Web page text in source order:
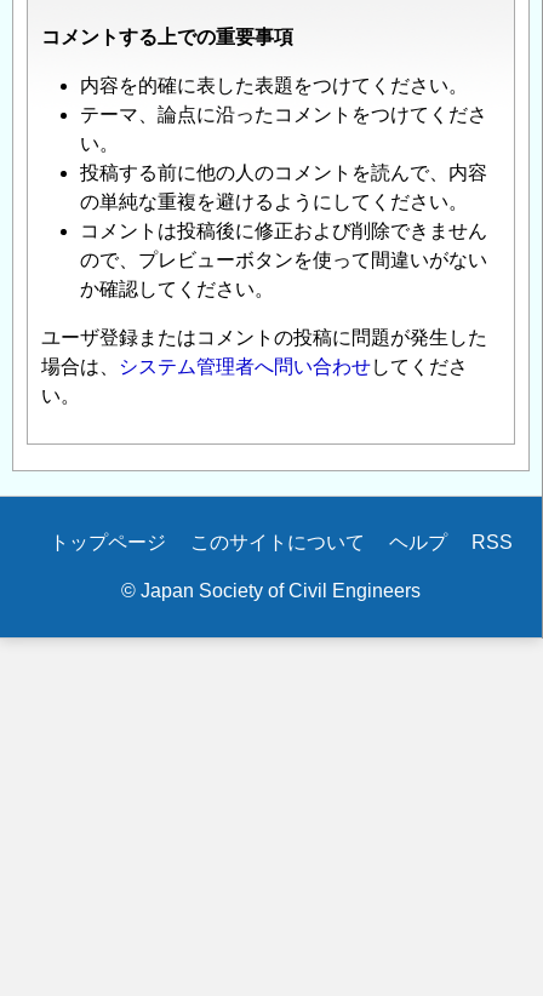
コメントする上での重要事項
内容を的確に表した表題をつけてください。
テーマ、論点に沿ったコメントをつけてくださ
い。
投稿する前に他の人のコメントを読んで、内容
の単純な重複を避けるようにしてください。
コメントは投稿後に修正および削除できません
ので、プレビューボタンを使って間違いがない
か確認してください。
ユーザ登録またはコメントの投稿に問題が発生した
場合は、
システム管理者へ問い合わせしてくださ
い。
Secondary
トップページ このサイトについて ヘルプ RSS
© Japan Society of Civil Engineers